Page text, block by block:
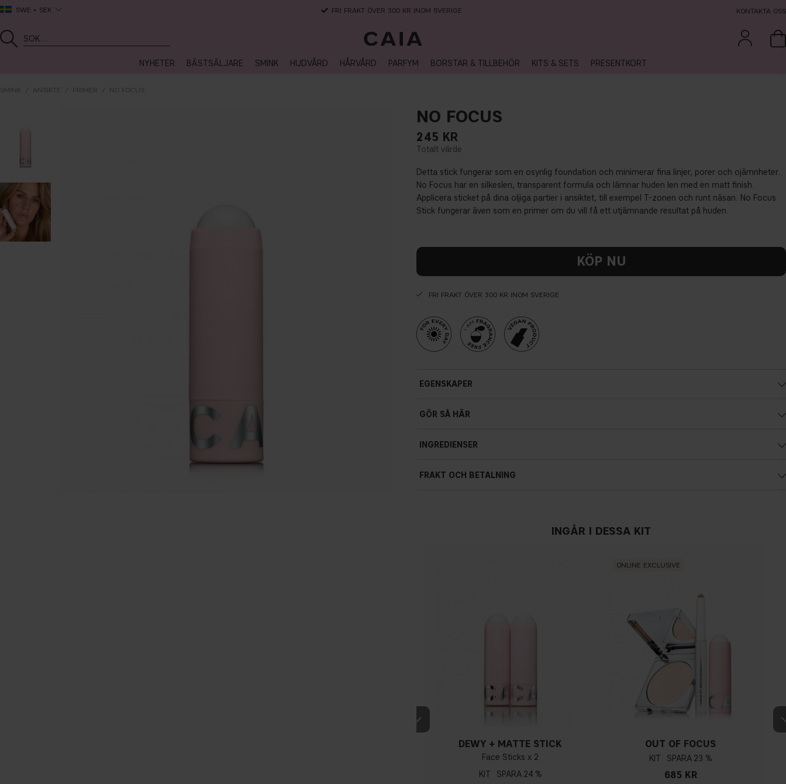
SWE SEK FRI FRAKT ÖVER 300 KR INOM SVERIGE KONTAKTA OSS
NYHETER BÄSTSÄLJARE SMINK HUDVÅRD HÅRVÅRD PARFYM BORSTAR & TILLBEHÖR KITS & SETS PRESENTKORT
SMINK ANSIKTE PRIMER NO FOCUS
NO FOCUS
245 KR
Detta stick fungerar som en osynlig foundation och minimerar fina linjer, porer och ojämnheter.
No Focus har en silkeslen, transparent formula och lämnar huden len med en matt finish.
Applicera sticket på dina oljiga partier i ansiktet, till exempel T-zonen och runt näsan. No Focus
Stick fungerar även som en primer om du vill få ett utjämnande resultat på huden.
KÖP NU
FRI FRAKT ÖVER 300 KR INOM SVERIGE
EGENSKAPER
GÖR SÅ HÄR
INGREDIENSER
FRAKT OCH BETALNING
INGÅR I DESSA KIT
DEWY + MATTE STICK
Face Sticks x 2
KIT
24 %
ONLINE EXCLUSIVE
OUT OF FOCUS
KIT 23 %
685 KR